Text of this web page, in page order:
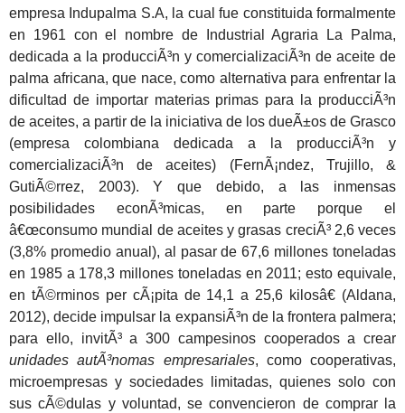
empresa Indupalma S.A, la cual fue constituida formalmente
en 1961 con el nombre de Industrial Agraria La Palma,
dedicada a la producciÃ³n y comercializaciÃ³n de aceite de
palma africana, que nace, como alternativa para enfrentar la
dificultad de importar materias primas para la producciÃ³n
de aceites, a partir de la iniciativa de los dueÃ±os de Grasco
(empresa colombiana dedicada a la producciÃ³n y
comercializaciÃ³n de aceites) (FernÃ¡ndez, Trujillo, &
GutiÃ©rrez, 2003). Y que debido, a las inmensas
posibilidades econÃ³micas, en parte porque el
â€œconsumo mundial de aceites y grasas creciÃ³ 2,6 veces
(3,8% promedio anual), al pasar de 67,6 millones toneladas
en 1985 a 178,3 millones toneladas en 2011; esto equivale,
en tÃ©rminos per cÃ¡pita de 14,1 a 25,6 kilosâ€ (Aldana,
2012), decide impulsar la expansiÃ³n de la frontera palmera;
para ello, invitÃ³ a 300 campesinos cooperados a crear
unidades autÃ³nomas empresariales, como cooperativas,
microempresas y sociedades limitadas, quienes solo con
sus cÃ©dulas y voluntad, se convencieron de comprar la